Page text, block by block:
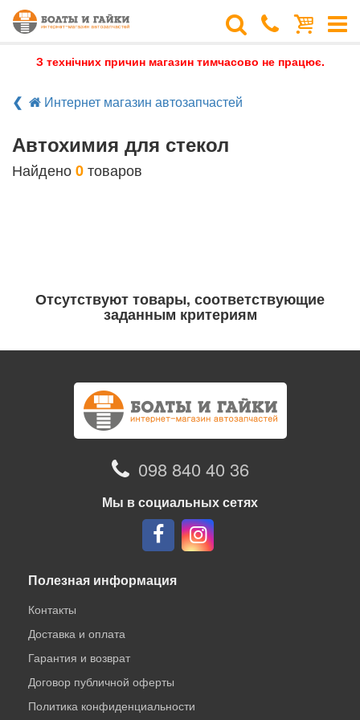
З технічних причин магазин тимчасово не працює.
Интернет магазин автозапчастей
Автохимия для стекол
Найдено0товаров
Отсутствуют товары, соответствующие
заданным критериям
098 840 40 36
Мы в социальных сетях
Полезная информация
Контакты
Доставка и оплата
Гарантия и возврат
Договор публичной оферты
Политика конфиденциальности